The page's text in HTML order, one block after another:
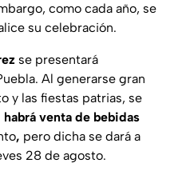
como cada año, se
su celebración.
se presentará
Al generarse gran
y las fiestas patrias, se
venta de bebidas
, pero dicha se dará a
28 de agosto.